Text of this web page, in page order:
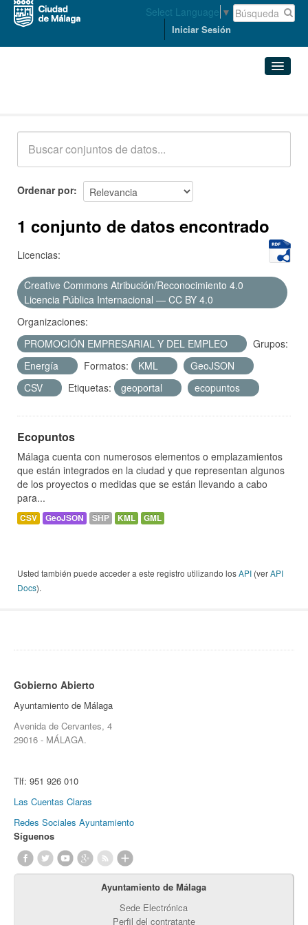
Select Language ▼
Iniciar Sesión
Acerca de
Ordenar por
1 conjunto de datos encontrado
Licencias:
Creative Commons Atribución/Reconocimiento 4.0
Licencia Pública Internacional — CC BY 4.0
Organizaciones:
PROMOCIÓN EMPRESARIAL Y DEL EMPLEO
Grupos:
Energía
Formatos: KML
GeoJSON
CSV
Etiquetas: geoportal ecopuntos
Ecopuntos
Málaga cuenta con numerosos elementos o emplazamientos
que están integrados en la ciudad y que representan algunos
de los proyectos o medidas que se están llevando a cabo
para...
CSV GeoJSON SHP KML GML
Usted también puede acceder a este registro utilizando losAPI (verAPI
Docs).
Gobierno Abierto
Ayuntamiento de Málaga
Avenida de Cervantes, 4
29016 - MÁLAGA.
Tlf: 951 926 010
Las Cuentas Claras
Redes Sociales Ayuntamiento
Síguenos
Ayuntamiento de Málaga
Sede Electrónica
Perfil del contratante